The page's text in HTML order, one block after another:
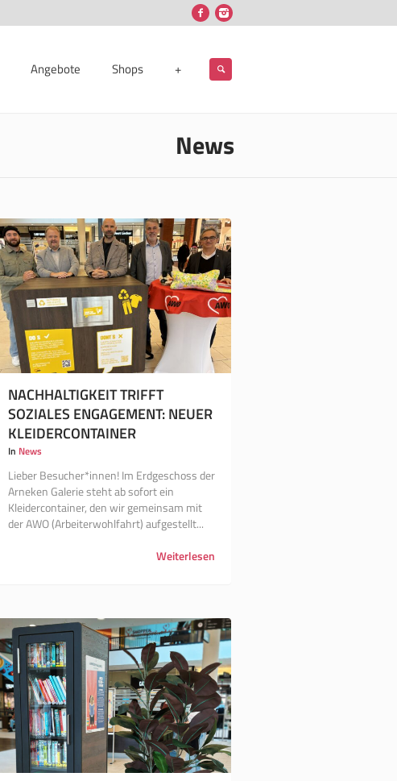
Angebote Shops +
News
NACHHALTIGKEIT TRIFFT
SOZIALES ENGAGEMENT: NEUER
KLEIDERCONTAINER
In News
Lieber Besucher*innen! Im Erdgeschoss der
Arneken Galerie steht ab sofort ein
Kleidercontainer, den wir gemeinsam mit
der AWO (Arbeiterwohlfahrt) aufgestellt...
Weiterlesen